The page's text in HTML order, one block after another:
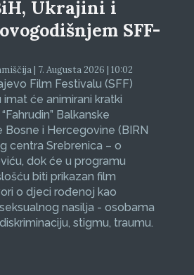
Ukrajini i
SFF-
| 7. Augusta 2026 | 10:02
Film Festivalu (SFF)
će animirani kratki
Balkanske
Bosne i Hercegovine (BIRN
centra Srebrenica – o
dok će u programu
biti prikazan film
o djeci rođenoj kao
nasilja - osobama
stigmu, traumu.